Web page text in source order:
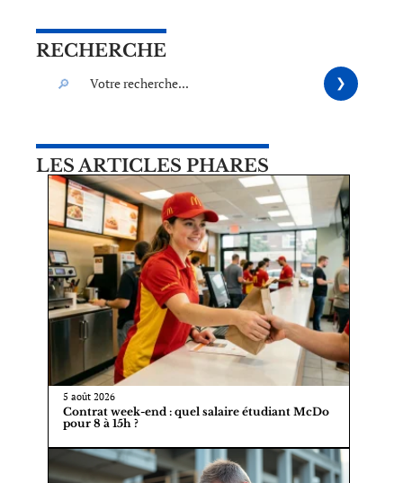
RECHERCHE
LES ARTICLES PHARES
5 août 2026
Contrat week-end : quel salaire étudiant McDo
pour 8 à 15h ?